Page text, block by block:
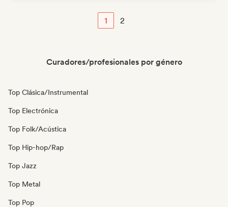
1 2
Curadores/profesionales por género
Top Clásica/Instrumental
Top Electrónica
Top Folk/Acústica
Top Hip-hop/Rap
Top Jazz
Top Metal
Top Pop